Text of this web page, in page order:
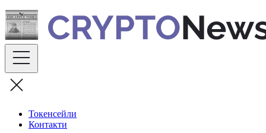
Skip
to
content
Токенсейли
Контакти